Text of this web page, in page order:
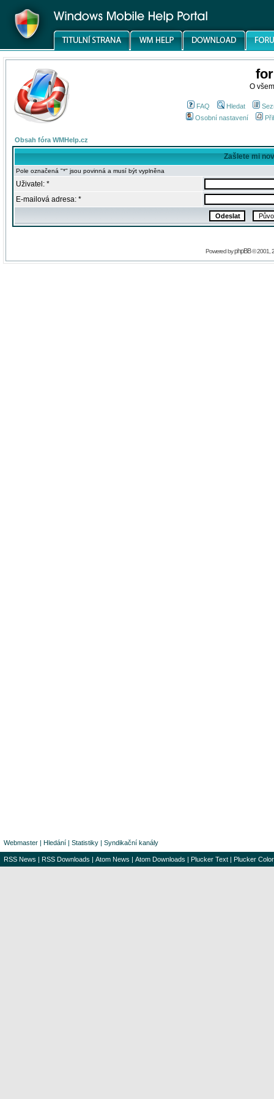
O
FAQ Hledat
Osobní nastavení
Obsah fóra WMHelp.cz
Zašlete mi
Pole označená "*" jsou povinná a musí být vyplněna
Uživatel: *
E-mailová adresa: *
Powered byphpBB© 2001,
Webmaster | Hledání | Statistiky | Syndikační kanály
RSS News | RSS Downloads | Atom News | Atom Downloads | Plucker Text | Plucker Color